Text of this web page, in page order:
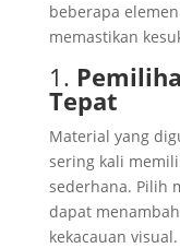
beberapa
memastikan
1.
Tepat
Material yang
sering kali
sederhana. Pilih
dapat
kekacauan visual.